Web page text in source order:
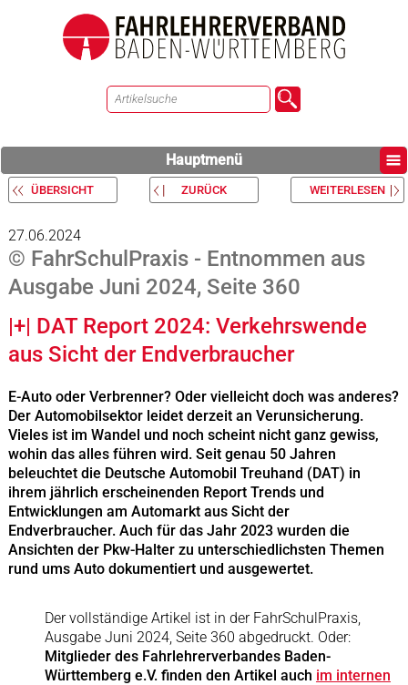
Hauptmenü
ÜBERSICHT ZURÜCK WEITERLESEN
27.06.2024
© FahrSchulPraxis - Entnommen aus
Ausgabe Juni 2024, Seite 360
|+| DAT Report 2024: Verkehrswende
aus Sicht der Endverbraucher
E-Auto oder Verbrenner? Oder vielleicht doch was anderes?
Der Automobilsektor leidet derzeit an Verunsicherung.
Vieles ist im Wandel und noch scheint nicht ganz gewiss,
wohin das alles führen wird. Seit genau 50 Jahren
beleuchtet die Deutsche Automobil Treuhand (DAT) in
ihrem jährlich erscheinenden Report Trends und
Entwicklungen am Automarkt aus Sicht der
Endverbraucher. Auch für das Jahr 2023 wurden die
Ansichten der Pkw-Halter zu unterschiedlichsten Themen
rund ums Auto dokumentiert und ausgewertet.
Der vollständige Artikel ist in der FahrSchulPraxis,
Ausgabe Juni 2024, Seite 360 abgedruckt. Oder:
Mitglieder des Fahrlehrerverbandes Baden-
Württemberg e.V. finden den Artikel auch im internen